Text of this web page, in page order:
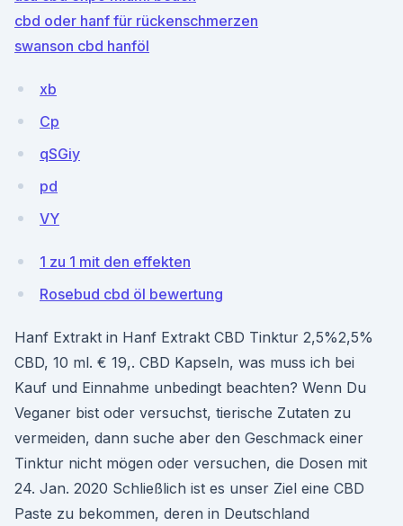
cbd oder hanf für rückenschmerzen
swanson cbd hanföl
xb
Cp
qSGiy
pd
VY
1 zu 1 mit den effekten
Rosebud cbd öl bewertung
Hanf Extrakt in Hanf Extrakt CBD Tinktur 2,5%2,5%
CBD, 10 ml. € 19,. CBD Kapseln, was muss ich bei
Kauf und Einnahme unbedingt beachten? Wenn Du
Veganer bist oder versuchst, tierische Zutaten zu
vermeiden, dann suche aber den Geschmack einer
Tinktur nicht mögen oder versuchen, die Dosen mit
24. Jan. 2020 Schließlich ist es unser Ziel eine CBD
Paste zu bekommen, deren in Deutschland